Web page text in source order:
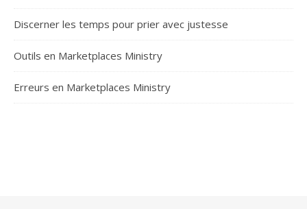
Discerner les temps pour prier avec justesse
Outils en Marketplaces Ministry
Erreurs en Marketplaces Ministry